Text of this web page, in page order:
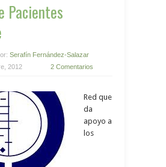
Pacientes
Serafín Fernández-Salazar
2012
2 Comentarios
Red que
da
apoyo a
los